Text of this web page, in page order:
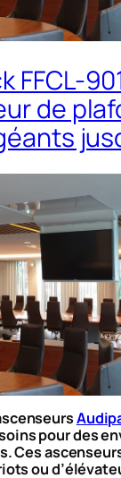
FFCL-
de
pour des
Ces
ou